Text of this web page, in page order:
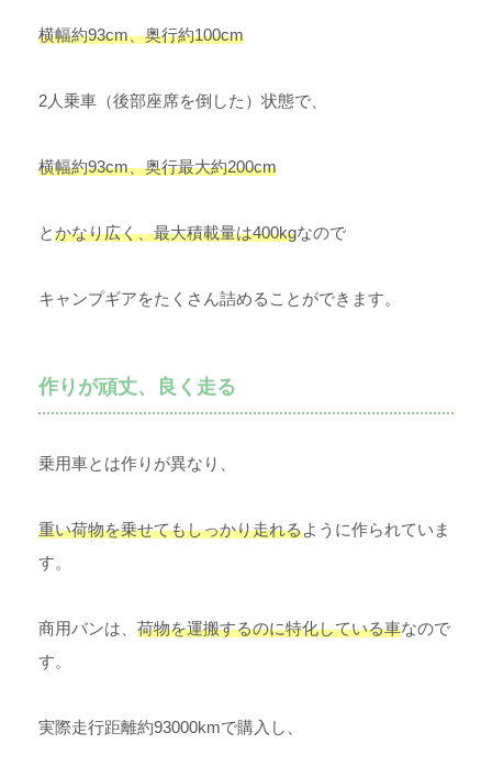
横幅約93cm、奥行約100cm
2人乗車（後部座席を倒した）状態で、
横幅約93cm、奥行最大約200cm
とかなり広く、最大積載量は400kgなので
キャンプギアをたくさん詰めることができます。
作りが頑丈、良く走る
乗用車とは作りが異なり、
重い荷物を乗せてもしっかり走れるように作られていま
す。
商用バンは、 荷物を運搬するのに特化している車なので
す。
実際走行距離約93000kmで購入し、